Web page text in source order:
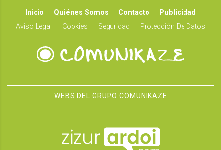
Inicio Quiénes Somos Contacto
Publicidad
Aviso Legal
Cookies Seguridad Protección De Datos
WEBS DEL GRUPO COMUNIKAZE